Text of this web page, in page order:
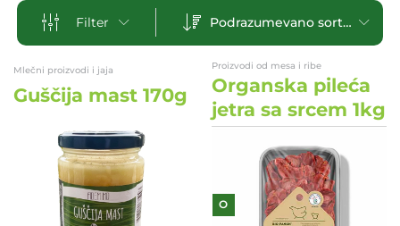
Filter Podrazumevano sortiranje
Mlečni proizvodi i jaja
Guščija mast 170g
Proizvodi od mesa i ribe
Organska pileća
jetra sa srcem 1kg
O